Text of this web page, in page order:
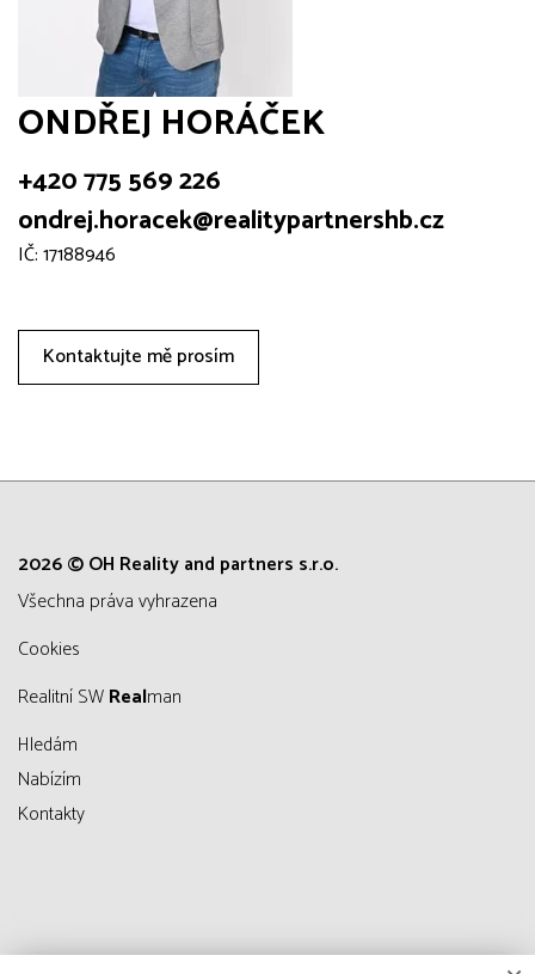
ONDŘEJ HORÁČEK
+420 775 569 226
ondrej.horacek@realitypartnershb.cz
IČ: 17188946
Kontaktujte mě prosím
2026 © OH Reality and partners s.r.o.
všechna práva vyhrazena
Cookies
Realitní SWRealman
Hledám
Nabízím
Kontakty